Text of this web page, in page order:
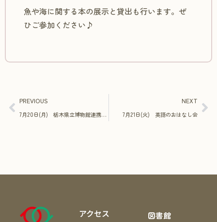
魚や海に関する本の展示と貸出も行います。ぜ
ひご参加ください♪
PREVIOUS
7月20日(月) 栃木県立博物館連携事業「土偶ミニレプリカと土器拓本しおりをつくろう」
NEXT
7月21日(火) 英語のおはなし会
アクセス
図書館